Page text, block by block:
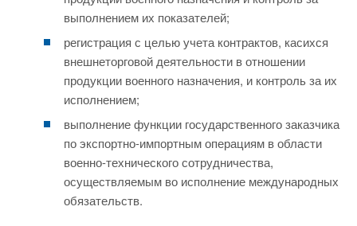
выполнением их показателей;
регистрация с целью учета контрактов, касихся
внешнеторговой деятельности в отношении
продукции военного назначения, и контроль за их
исполнением;
выполнение функции государственного заказчика
по экспортно-импортным операциям в области
военно-технического сотрудничества,
осуществляемым во исполнение международных
обязательств.